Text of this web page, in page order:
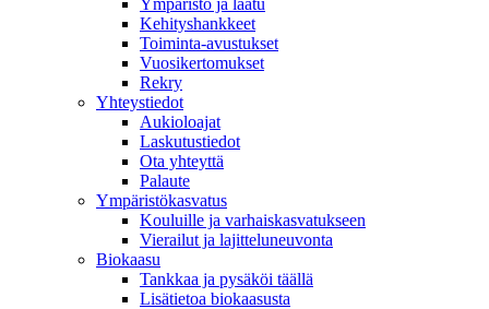
Ympäristö ja laatu
Kehityshankkeet
Toiminta-avustukset
Vuosikertomukset
Rekry
Yhteystiedot
Aukioloajat
Laskutustiedot
Ota yhteyttä
Palaute
Ympäristökasvatus
Kouluille ja varhaiskasvatukseen
Vierailut ja lajitteluneuvonta
Biokaasu
Tankkaa ja pysäköi täällä
Lisätietoa biokaasusta